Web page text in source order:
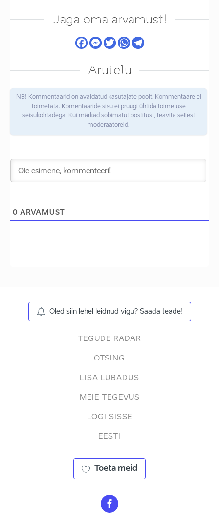
Jaga oma arvamust!
Arutelu
NB! Kommentaarid on avaldatud kasutajate poolt. Kommentaare ei
toimetata. Komentaaride sisu ei pruugi ühtida toimetuse
seisukohtadega. Kui märkad sobimatut postitust, teavita sellest
moderaatoreid.
0 ARVAMUST
Oled siin lehel leidnud vigu? Saada teade!
TEGUDE RADAR
OTSING
LISA LUBADUS
MEIE TEGEVUS
LOGI SISSE
EESTI
Toeta meid